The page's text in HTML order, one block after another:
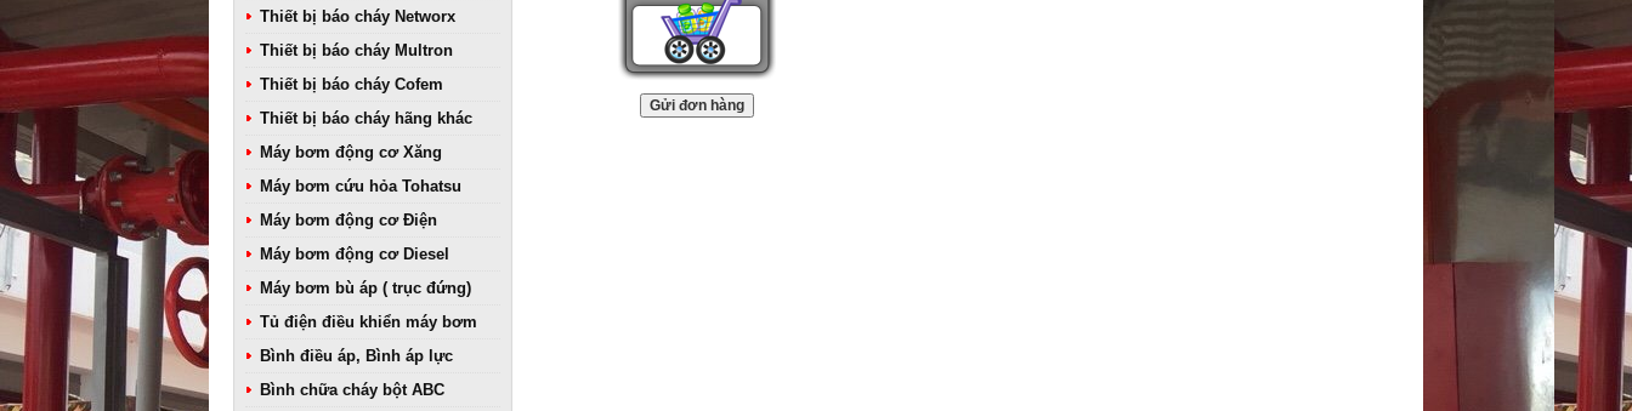
Thiết bị báo cháy Networx
Thiết bị báo cháy Multron
Thiết bị báo cháy Cofem
Thiết bị báo cháy hãng khác
Máy bơm động cơ Xăng
Máy bơm cứu hỏa Tohatsu
Máy bơm động cơ Điện
Máy bơm động cơ Diesel
Máy bơm bù áp ( trục đứng)
Tủ điện điều khiển máy bơm
Bình điều áp, Bình áp lực
Bình chữa cháy bột ABC